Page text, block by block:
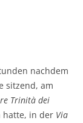
nachdem
sitzend, am
Trinità dei
hatte, in der Via